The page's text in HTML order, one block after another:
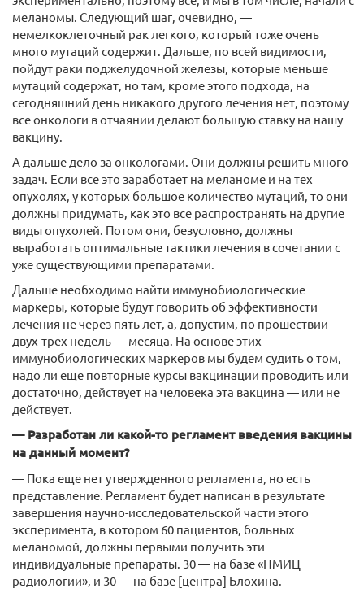
меланомы. Следующий шаг, очевидно, —
немелкоклеточный рак легкого, который тоже очень
много мутаций содержит. Дальше, по всей видимости,
пойдут раки поджелудочной железы, которые меньше
мутаций содержат, но там, кроме этого подхода, на
сегодняшний день никакого другого лечения нет, поэтому
все онкологи в отчаянии делают большую ставку на нашу
вакцину.
А дальше дело за онкологами. Они должны решить много
задач. Если все это заработает на меланоме и на тех
опухолях, у которых большое количество мутаций, то они
должны придумать, как это все распространять на другие
виды опухолей. Потом они, безусловно, должны
выработать оптимальные тактики лечения в сочетании с
уже существующими препаратами.
Дальше необходимо найти иммунобиологические
маркеры, которые будут говорить об эффективности
лечения не через пять лет, а, допустим, по прошествии
двух-трех недель — месяца. На основе этих
иммунобиологических маркеров мы будем судить о том,
надо ли еще повторные курсы вакцинации проводить или
достаточно, действует на человека эта вакцина — или не
действует.
— Разработан ли какой-то регламент введения вакцины
на данный момент?
— Пока еще нет утвержденного регламента, но есть
представление. Регламент будет написан в результате
завершения научно-исследовательской части этого
эксперимента, в котором 60 пациентов, больных
меланомой, должны первыми получить эти
индивидуальные препараты. 30 — на базе «НМИЦ
радиологии», и 30 — на базе [центра] Блохина.